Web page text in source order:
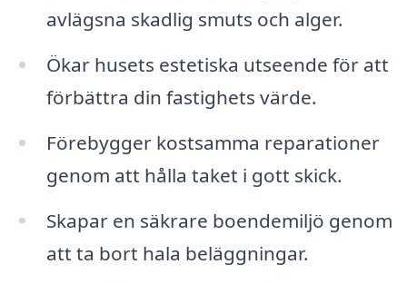
avlägsna skadlig smuts och alger.
Ökar husets estetiska utseende för att
förbättra din fastighets värde.
Förebygger kostsamma reparationer
genom att hålla taket i gott skick.
Skapar en säkrare boendemiljö genom
att ta bort hala beläggningar.